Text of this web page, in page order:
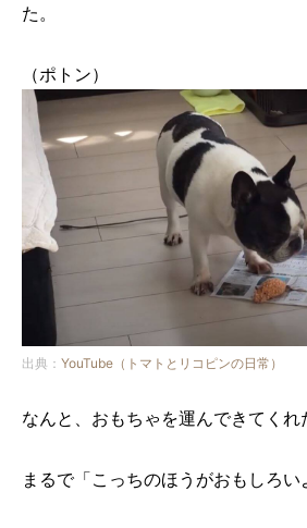
た。
（ポトン）
出典： YouTube（トマトとリコピンの日常）
なんと、おもちゃを運んできてくれ
まるで「こっちのほうがおもしろい